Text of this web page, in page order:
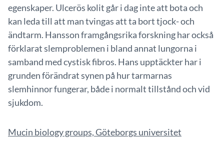
egenskaper. Ulcerös kolit går i dag inte att bota och
kan leda till att man tvingas att ta bort tjock- och
ändtarm. Hansson framgångsrika forskning har också
förklarat slemproblemen i bland annat lungorna i
samband med cystisk fibros. Hans upptäckter har i
grunden förändrat synen på hur tarmarnas
slemhinnor fungerar, både i normalt tillstånd och vid
sjukdom.
Mucin biology groups, Göteborgs universitet